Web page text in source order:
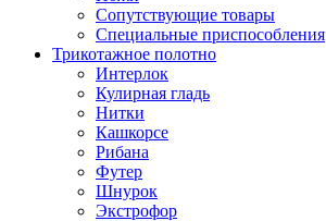
Сопутствующие товары
Специальные приспособления
Трикотажное полотно
Интерлок
Кулирная гладь
Нитки
Кашкорсе
Рибана
Футер
Шнурок
Экстрофор